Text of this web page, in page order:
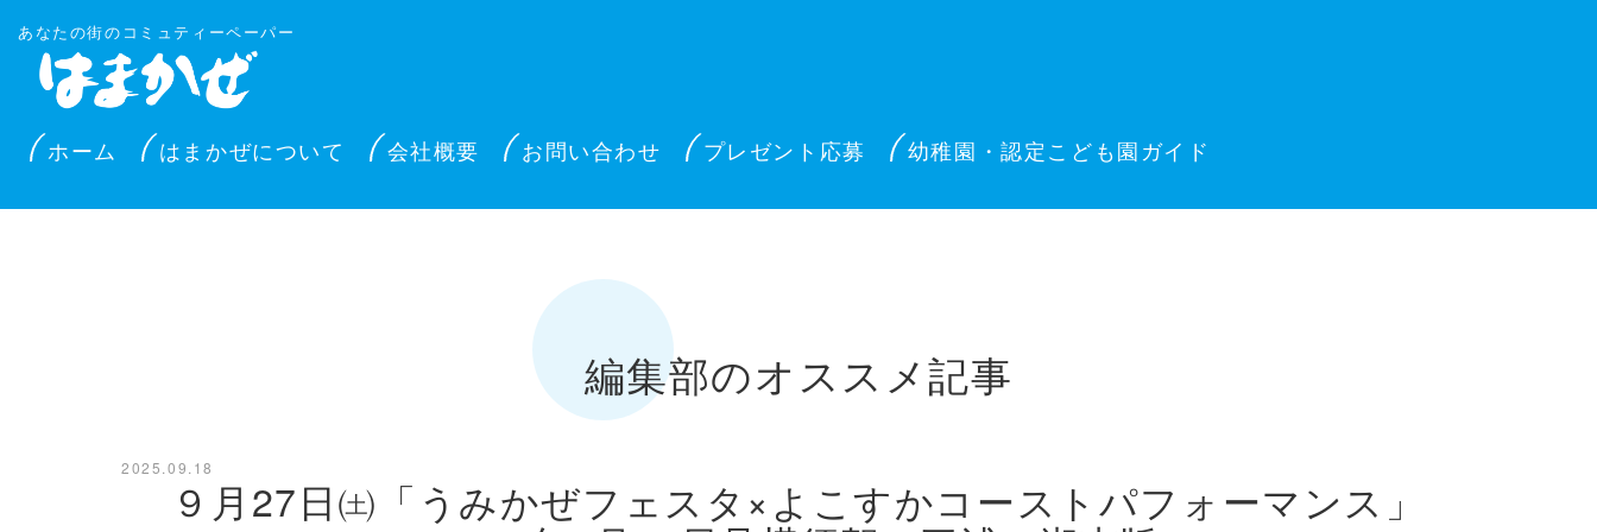
あなたの街のコミュティーペーパー
ホーム はまかぜについて 会社概要 お問い合わせ プレゼント応募 幼稚園・認定こども園ガイド
編集部のオススメ記事
2025.09.18
９月27日㈯「うみかぜフェスタ×よこすかコーストパフォーマンス」